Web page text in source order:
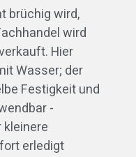
brüchig wird,
wird
Hier
Wasser; der
Festigkeit und
-
erledigt